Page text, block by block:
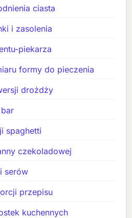
ciasta
i zasolenia
piekarza
formy do pieczenia
drożdży
spaghetti
czekoladowej
serów
przepisu
kuchennych